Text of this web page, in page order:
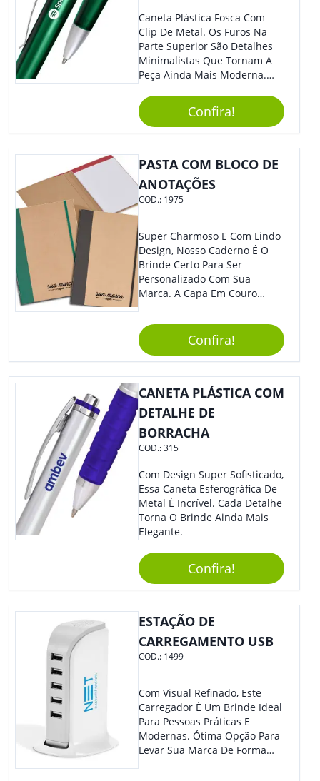
Caneta Plástica Fosca Com
Clip De Metal. Os Furos Na
Parte Superior São Detalhes
Minimalistas Que Tornam A
Peça Ainda Mais Moderna.
Em Que Deseja Presentear
Seus Convidados E Clientes.
Acionamento Por Clic.
Confira!
PASTA COM BLOCO DE
ANOTAÇÕES
COD.: 1975
Super Charmoso E Com Lindo
Design, Nosso Caderno É O
Brinde Certo Para Ser
Personalizado Com Sua
Marca. A Capa Em Couro
Elástico Permite Maior
Segurança Ao Carregá-Lo.
Ofereça A Seus Clientes E
Colaboradores, Sem Dúvidas
Eles Irão Adorar.
Confira!
CANETA PLÁSTICA COM
DETALHE DE
BORRACHA
COD.:315
Com Design Super Sofisticado,
Essa Caneta Esferográfica De
Metal É Incrível. Cada Detalhe
Torna O Brinde Ainda Mais
Elegante.
Confira!
ESTAÇÃO DE
CARREGAMENTO USB
COD.: 1499
Com Visual Refinado, Este
Carregador É Um Brinde Ideal
Para Pessoas Práticas E
Modernas. Ótima Opção Para
Levar Sua Marca De Forma